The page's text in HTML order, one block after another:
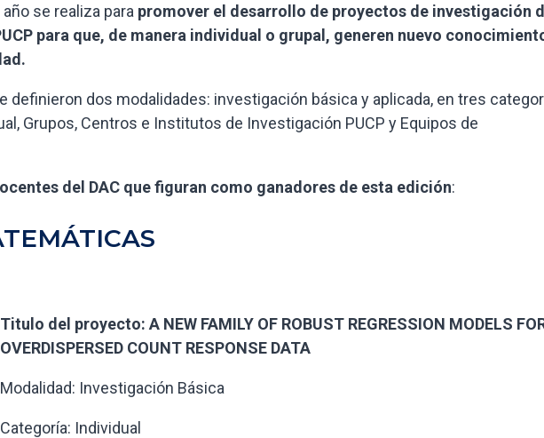
se realiza para promover el desarrollo de proyectos de investigación
para que, de manera individual o grupal, generen nuevo
definieron dos modalidades: investigación básica y aplicada, en tres
Grupos, Centros e Institutos de Investigación PUCP y Equipos de
del DAC que figuran como ganadores de esta edición:
Titulo del proyecto: A NEW FAMILY OF ROBUST REGRESSION MODELS
OVERDISPERSED COUNT RESPONSE DATA
Modalidad: Investigación Básica
Categoría: Individual